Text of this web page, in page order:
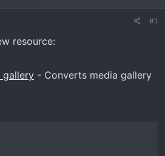
#1
resource:
gallery - Converts media gallery